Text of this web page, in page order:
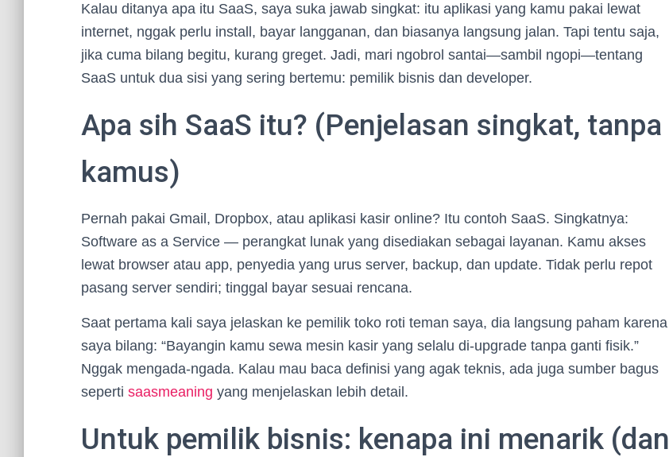
Kalau ditanya apa itu SaaS, saya suka jawab singkat: itu aplikasi yang kamu pakai lewat
internet, nggak perlu install, bayar langganan, dan biasanya langsung jalan. Tapi tentu saja,
jika cuma bilang begitu, kurang greget. Jadi, mari ngobrol santai—sambil ngopi—tentang
SaaS untuk dua sisi yang sering bertemu: pemilik bisnis dan developer.
Apa sih SaaS itu? (Penjelasan singkat, tanpa
kamus)
Pernah pakai Gmail, Dropbox, atau aplikasi kasir online? Itu contoh SaaS. Singkatnya:
Software as a Service — perangkat lunak yang disediakan sebagai layanan. Kamu akses
lewat browser atau app, penyedia yang urus server, backup, dan update. Tidak perlu repot
pasang server sendiri; tinggal bayar sesuai rencana.
Saat pertama kali saya jelaskan ke pemilik toko roti teman saya, dia langsung paham karena
saya bilang: “Bayangin kamu sewa mesin kasir yang selalu di-upgrade tanpa ganti fisik.”
Nggak mengada-ngada. Kalau mau baca definisi yang agak teknis, ada juga sumber bagus
seperti saasmeaning yang menjelaskan lebih detail.
Untuk pemilik bisnis: kenapa ini menarik (dan